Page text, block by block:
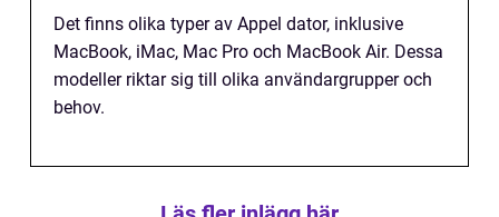
Det finns olika typer av Appel dator, inklusive
MacBook, iMac, Mac Pro och MacBook Air. Dessa
modeller riktar sig till olika användargrupper och
behov.